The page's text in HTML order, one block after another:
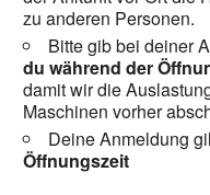
zu anderen Personen.
Bitte gib bei deiner
du während der
damit wir die
Maschinen vorher
Deine Anmeldung
Öffnungszeit